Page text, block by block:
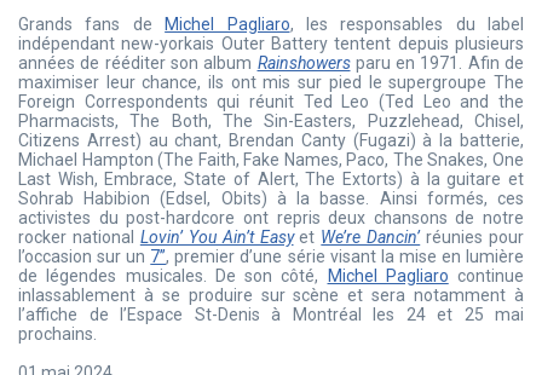
Grands fans de Michel Pagliaro, les responsables du label
indépendant new-yorkais Outer Battery tentent depuis plusieurs
années de rééditer son album Rainshowersparu en 1971. Afin de
maximiser leur chance, ils ont mis sur pied le supergroupe The
Foreign Correspondents qui réunit Ted Leo (Ted Leo and the
Pharmacists, The Both, The Sin-Easters, Puzzlehead, Chisel,
Citizens Arrest) au chant, Brendan Canty (Fugazi) à la batterie,
Michael Hampton (The Faith, Fake Names, Paco, The Snakes, One
Last Wish, Embrace, State of Alert, The Extorts) à la guitare et
Sohrab Habibion (Edsel, Obits) à la basse. Ainsi formés, ces
activistes du post-hardcore ont repris deux chansons de notre
rocker national Lovin’ You Ain’t Easyet We’re Dancin’réunies pour
l’occasion sur un 7’’, premier d’une série visant la mise en lumière
de légendes musicales. De son côté,
Michel Pagliaro continue
inlassablement à se produire sur scène et sera notamment à
l’affiche de l’Espace St-Denis à Montréal les 24 et 25 mai
prochains.